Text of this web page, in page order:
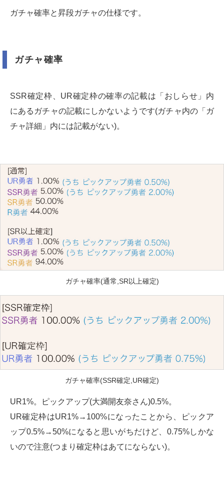
ガチャ確率と昇段ガチャの仕様です。
ガチャ確率
SSR確定枠、UR確定枠の確率の記載は「おしらせ」内
にあるガチャの記載にしかないようです(ガチャ内の「ガ
チャ詳細」内には記載がない)。
ガチャ確率(通常,SR以上確定)
ガチャ確率(SSR確定,UR確定)
UR1%。ピックアップ(大満開友奈さん)0.5%。
UR確定枠はUR1%→100%になったことから、ピックア
ップ0.5%→50%になると思いがちだけど、0.75%しかな
いので注意(つまり確定枠はあてにならない)。